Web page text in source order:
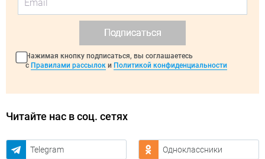
Подписаться
Нажимая кнопку подписаться, вы соглашаетесь
с Правилами рассылок и Политикой конфиденциальности
Читайте нас в соц. сетях
Telegram Одноклассники